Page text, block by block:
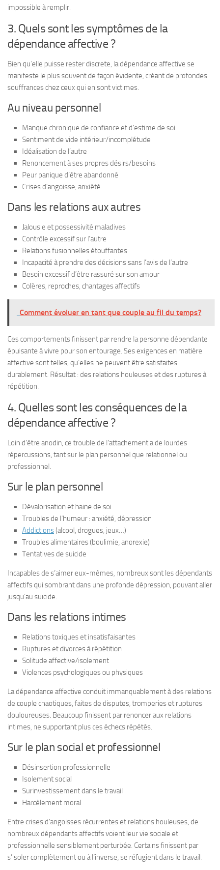
impossible à remplir.
3. Quels sont les symptômes de la
dépendance affective ?
Bien qu’elle puisse rester discrete, la dépendance affective se
manifeste le plus souvent de façon évidente, créant de profondes
souffrances chez ceux qui en sont victimes.
Au niveau personnel
Manque chronique de confiance et d’estime de soi
Sentiment de vide intérieur/incomplétude
Idéalisation de l’autre
Renoncement à ses propres désirs/besoins
Peur panique d’être abandonné
Crises d’angoisse, anxiété
Dans les relations aux autres
Jalousie et possessivité maladives
Contrôle excessif sur l’autre
Relations fusionnelles étouffantes
Incapacité à prendre des décisions sans l’avis de l’autre
Besoin excessif d’être rassuré sur son amour
Colères, reproches, chantages affectifs
Comment évoluer en tant que couple au fil du temps?
Ces comportements finissent par rendre la personne dépendante
épuisante à vivre pour son entourage. Ses exigences en matière
affective sont telles, qu’elles ne peuvent être satisfaites
durablement. Résultat : des relations houleuses et des ruptures à
répétition.
4. Quelles sont les conséquences de la
dépendance affective ?
Loin d’être anodin, ce trouble de l’attachement a de lourdes
répercussions, tant sur le plan personnel que relationnel ou
professionnel.
Sur le plan personnel
Dévalorisation et haine de soi
Troubles de l’humeur : anxiété, dépression
Addictions(alcool, drogues, jeux…)
Troubles alimentaires (boulimie, anorexie)
Tentatives de suicide
Incapables de s’aimer eux-mêmes, nombreux sont les dépendants
affectifs qui sombrant dans une profonde dépression, pouvant aller
jusqu’au suicide.
Dans les relations intimes
Relations toxiques et insatisfaisantes
Ruptures et divorces à répétition
Solitude affective/isolement
Violences psychologiques ou physiques
La dépendance affective conduit immanquablement à des relations
de couple chaotiques, faites de disputes, tromperies et ruptures
douloureuses. Beaucoup finissent par renoncer aux relations
intimes, ne supportant plus ces échecs répétés.
Sur le plan social et professionnel
Désinsertion professionnelle
Isolement social
Surinvestissement dans le travail
Harcèlement moral
Entre crises d’angoisses récurrentes et relations houleuses, de
nombreux dépendants affectifs voient leur vie sociale et
professionnelle sensiblement perturbée. Certains finissent par
s’isoler complètement ou à l’inverse, se réfugient dans le travail.